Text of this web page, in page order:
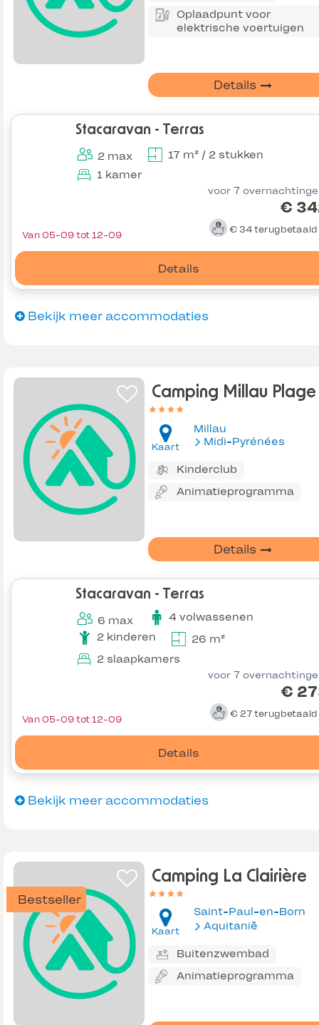
Oplaadpunt voor
elektrische voertuigen
Details
Stacaravan - Terras
2 max
17 m² / 2 stukken
1 kamer
voor 7
€
€ 34 terugbetaald
Details
Van 05-09 tot 12-09
Bekijk meer accommodaties
Camping Millau Plage
Kaart
Millau
Midi-Pyrénées
Kinderclub
Animatieprogramma
Details
Stacaravan - Terras
6 max
4 volwassenen
2 kinderen
26 m²
2 slaapkamers
voor 7
€
€ 27 terugbetaald
Details
Van 05-09 tot 12-09
Bekijk meer accommodaties
Bestseller
Camping La Clairière
Kaart
Saint-Paul-en-Born
Aquitanië
Buitenzwembad
Animatieprogramma